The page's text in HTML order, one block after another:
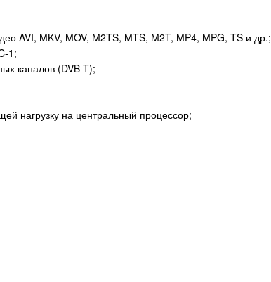
AVI, MKV, MOV, M2TS, MTS, M2T, MP4, MPG, TS и др.;
1;
каналов (DVB-T);
нагрузку на центральный процессор;